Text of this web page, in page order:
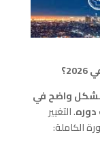
بشكل واضح في
دوره. التغيير
الكاملة: